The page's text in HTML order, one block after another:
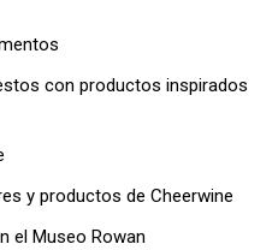
con productos inspirados
y productos de Cheerwine
el Museo Rowan